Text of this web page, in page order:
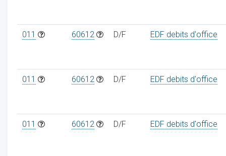
011 60612 D/F EDF debits d'office
011 60612 D/F EDF debits d'office
011 60612 D/F EDF debits d'office